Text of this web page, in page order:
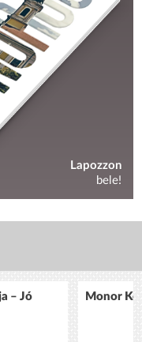
Lapozzon
bele!
– Jó
Monor